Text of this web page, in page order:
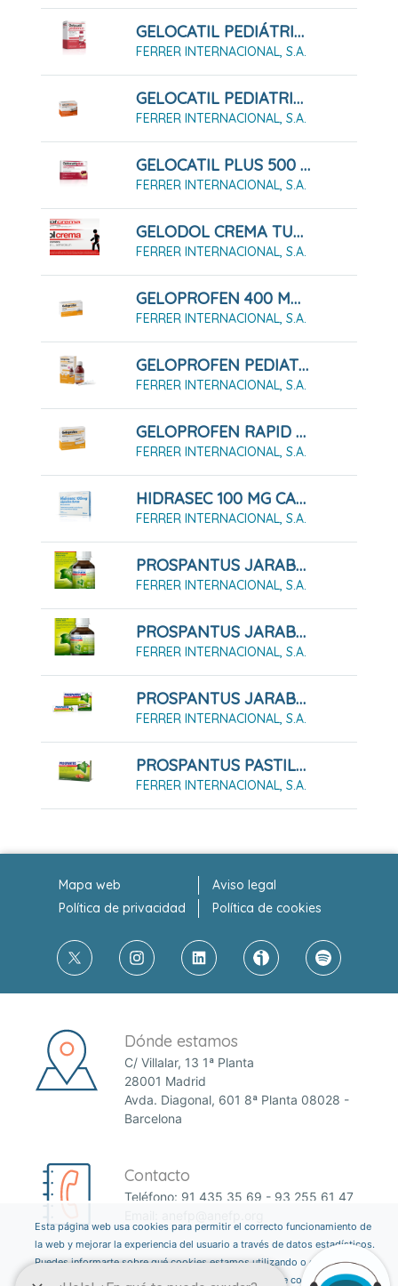
GELOCATIL PEDIÁTRICO 100 Mg/ml SOLUCIÓN ORAL
FERRER INTERNACIONAL, S.A.
GELOCATIL PEDIATRICO 325 MG GRANULADO 12 SOBRES
FERRER INTERNACIONAL, S.A.
GELOCATIL PLUS 500 MG/65 MG COMPRIMIDOS RECUBIERTOS CON PELICULA, 20 Comprimidos
FERRER INTERNACIONAL, S.A.
GELODOL CREMA TUBO DE 50G
FERRER INTERNACIONAL, S.A.
GELOPROFEN 400 MG COMPRIMIDOS RECUBIERTOS CON PELICULA, 20 Comprimidos
FERRER INTERNACIONAL, S.A.
GELOPROFEN PEDIATRICO 40 MG/ML SUSPENSION ORAL, 1 Frasco De 150 Ml
FERRER INTERNACIONAL, S.A.
GELOPROFEN RAPID 400 MG POLVO PARA SUSPENSION ORAL 12 Sobres
FERRER INTERNACIONAL, S.A.
HIDRASEC 100 MG CAPSULAS DURAS , 10 Cápsulas
FERRER INTERNACIONAL, S.A.
PROSPANTUS JARABE , 1 Frasco De 100 Ml
FERRER INTERNACIONAL, S.A.
PROSPANTUS JARABE , 1 Frasco De 200 Ml
FERRER INTERNACIONAL, S.A.
PROSPANTUS JARABE EN SOBRES , 21 Sobres De 5 Ml
FERRER INTERNACIONAL, S.A.
PROSPANTUS PASTILLAS DE GOMA, 20 Pastillas
FERRER INTERNACIONAL, S.A.
Mapa web
Aviso legal
Política de privacidad
Política de cookies
Dónde estamos
C/ Villalar, 13 1ª Planta
28001 Madrid
Avda. Diagonal, 601 8ª Planta 08028 -
Barcelona
Contacto
Teléfono: 91 435 35 69 - 93 255 61 47
Esta página web usa cookies para permitir el correcto funcionamiento de
la web y mejorar la experiencia del usuario a través de datos estadísticos.
Puedes informarte sobre qué cookies estamos utilizando o desactivarlas
a través del botón ajustes. Consulta nuestra política de cookiesaquí.